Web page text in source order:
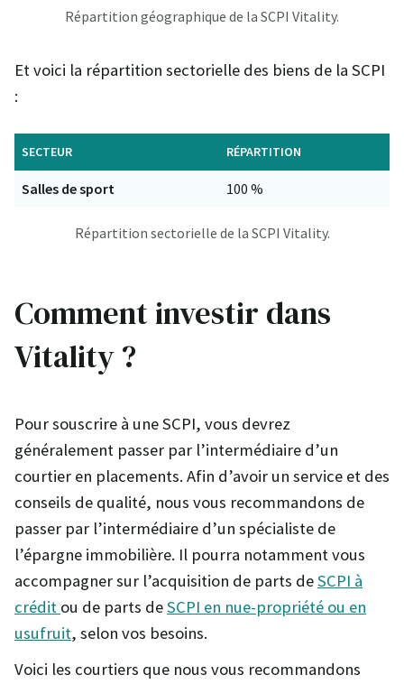
Répartition géographique de la SCPI Vitality.
Et voici la répartition sectorielle des biens de la SCPI
:
SECTEUR RÉPARTITION
Salles de sport 100 %
Répartition sectorielle de la SCPI Vitality.
Comment investir dans
Vitality ?
Pour souscrire à une SCPI, vous devrez
généralement passer par l’intermédiaire d’un
courtier en placements. Afin d’avoir un service et des
conseils de qualité, nous vous recommandons de
passer par l’intermédiaire d’un spécialiste de
l’épargne immobilière. Il pourra notamment vous
accompagner sur l’acquisition de parts deSCPI à
crédit ou de parts deSCPI en nue-propriété ou en
usufruit, selon vos besoins.
Voici les courtiers que nous vous recommandons